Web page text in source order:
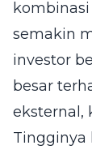
semakin
investor
besar
eksternal,
Tingginya